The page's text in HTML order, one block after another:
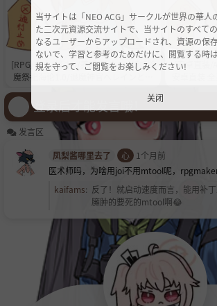
[RPG/中文/战斗H/养成/动态CG]斩妖除
魔祭祀海伦1.0/退魔神官ヘレインと魔
[安卓直装/
安卓直装
登录后才能发言哦！
发言区
凤梨酱哪里去了
心 1个月前
医术师吗，为啥用joi不用mtool呢，
kaifams: 反了！就启动速度而言，能用补
臃肿的要死的mtool啊😂
当サイトは「NEO ACG」サークルが世界の華人
た二次元資源交流サイトで、当サイトのすべて
なるユーザーからアップロードされ、資源の保
ないで、学習と参考のためだけに、閲覧する時
規を守って、ご閲覧をお楽しみください!
关闭